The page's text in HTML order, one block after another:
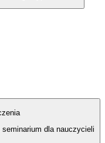
dla nauczycieli